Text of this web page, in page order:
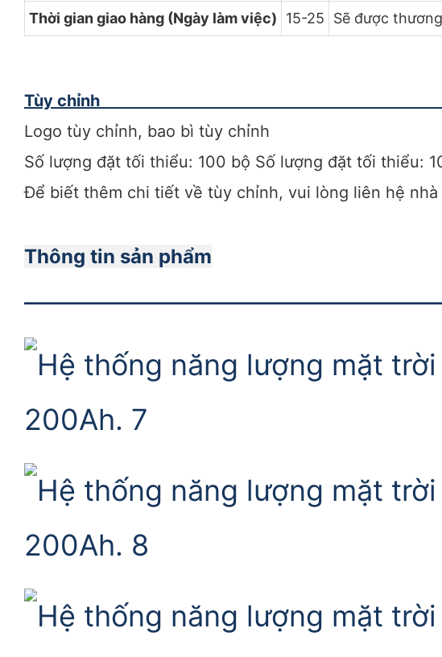
Thời gian giao hàng (Ngày làm việc) 15-25 Sẽ được
Tùy chỉnh
Logo tùy chỉnh, bao bì tùy chỉnh
Số lượng đặt tối thiểu: 100 bộ Số lượng đặt tối thiểu:
Để biết thêm chi tiết về tùy chỉnh, vui lòng liên hệ nhà
Thông tin sản phẩm